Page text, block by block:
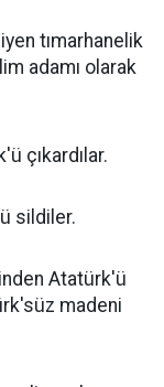
tımarhanelik
adamı olarak
çıkardılar.
sildiler.
Atatürk'ü
madeni